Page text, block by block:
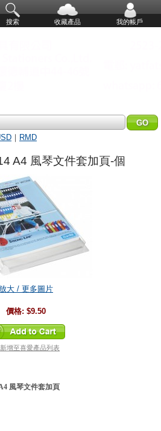
搜索 收藏產品 我的帳戶
｜ RMD
A4 風琴文件套加頁-個
大 / 更多圖片
價格: $9.50
新增至喜愛產品列表
風琴文件套加頁